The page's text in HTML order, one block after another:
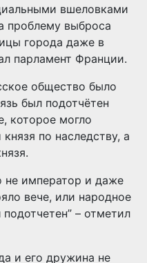
вшеловками
проблему выброса
города даже в
парламент Франции.
общество было
был подотчётен
которое могло
по наследству, а
не император и даже
вече, или народное
– отметил
и его дружина не